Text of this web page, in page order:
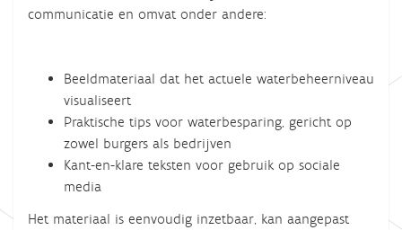
communicatie en omvat onder andere:
Beeldmateriaal dat het actuele waterbeheerniveau
visualiseert
Praktische tips voor waterbesparing, gericht op
zowel burgers als bedrijven
Kant-en-klare teksten voor gebruik op sociale
media
Het materiaal is eenvoudig inzetbaar, kan aangepast